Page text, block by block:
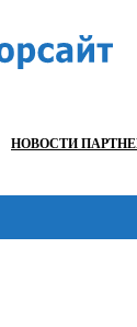
НОВОСТИ